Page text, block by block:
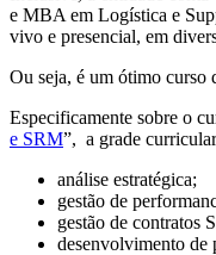
e MBA em Logística e
vivo e presencial, em
Ou seja, é um ótimo curso
Especificamente sobre o
e SRM”, a grade
análise estratégica;
gestão de
gestão de contratos
desenvolvimento de